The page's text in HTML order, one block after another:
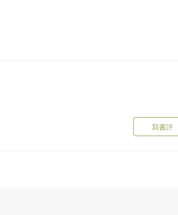
他們的想像力和創造力，一起來展開探究童話
寫書評